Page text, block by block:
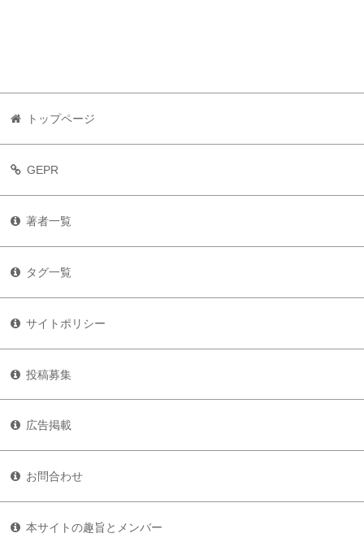
トップページ
GEPR
著者一覧
タグ一覧
サイトポリシー
投稿募集
広告掲載
お問合わせ
本サイトの趣旨とメンバー